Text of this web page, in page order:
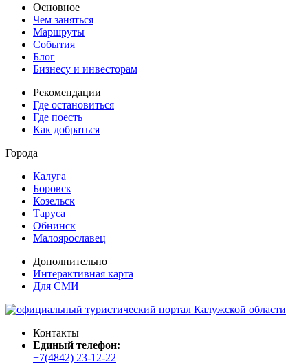
Основное
Чем заняться
Маршруты
События
Блог
Бизнесу и инвесторам
Рекомендации
Где остановиться
Где поесть
Как добраться
Города
Калуга
Боровск
Козельск
Таруса
Обнинск
Малоярославец
Дополнительно
Интерактивная карта
Для СМИ
Контакты
Единый телефон:
+7(4842) 23-12-22